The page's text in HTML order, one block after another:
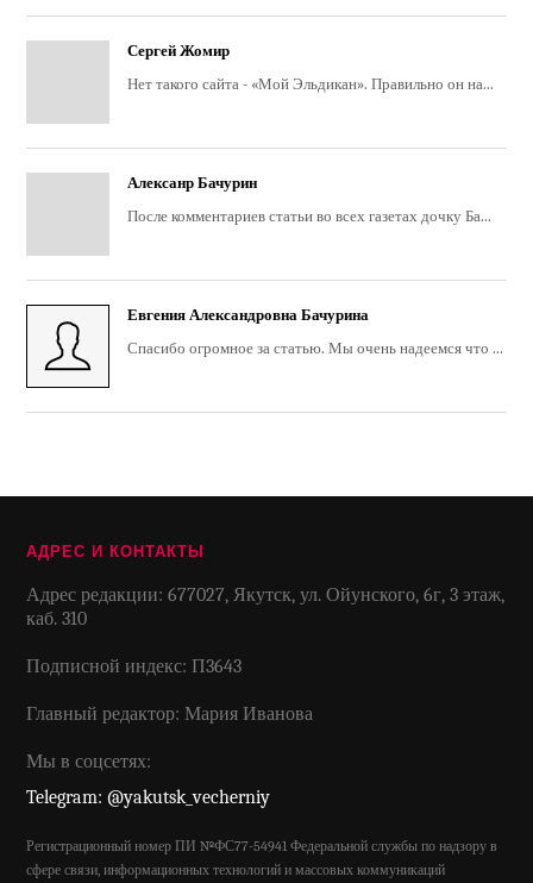
Сергей Жомир
Нет такого сайта - «Мой Эльдикан». Правильно он на...
Алексанр Бачурин
После комментариев статьи во всех газетах дочку Ба...
Евгения Александровна Бачурина
Спасибо огромное за статью. Мы очень надеемся что ...
АДРЕС И КОНТАКТЫ
Адрес редакции: 677027, Якутск, ул. Ойунского, 6г, 3 этаж,
каб. 310
Подписной индекс: П3643
Главный редактор: Мария Иванова
Мы в соцсетях:
Telegram: @yakutsk_vecherniy
Регистрационный номер ПИ №ФС77-54941 Федеральной службы по надзору в
сфере связи, информационных технологий и массовых коммуникаций